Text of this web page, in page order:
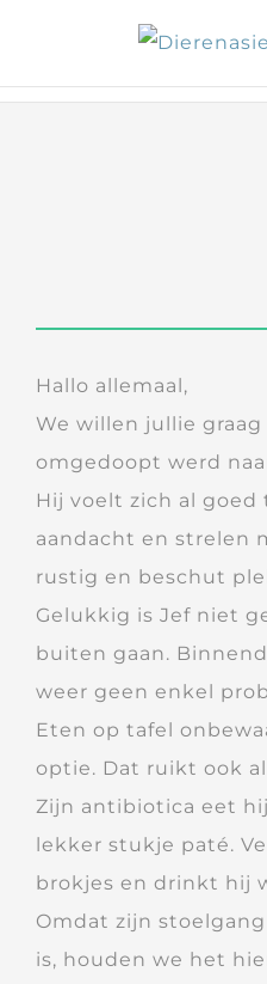
content
Hallo allemaal,
We willen jullie
omgedoopt werd
Hij voelt zich al goed
aandacht en strelen
rustig en beschut
Gelukkig is Jef niet
buiten gaan.
weer geen enkel
Eten op tafel
optie. Dat ruikt ook
Zijn antibiotica eet
lekker stukje paté.
brokjes en drinkt hij
Omdat zijn
is, houden we het